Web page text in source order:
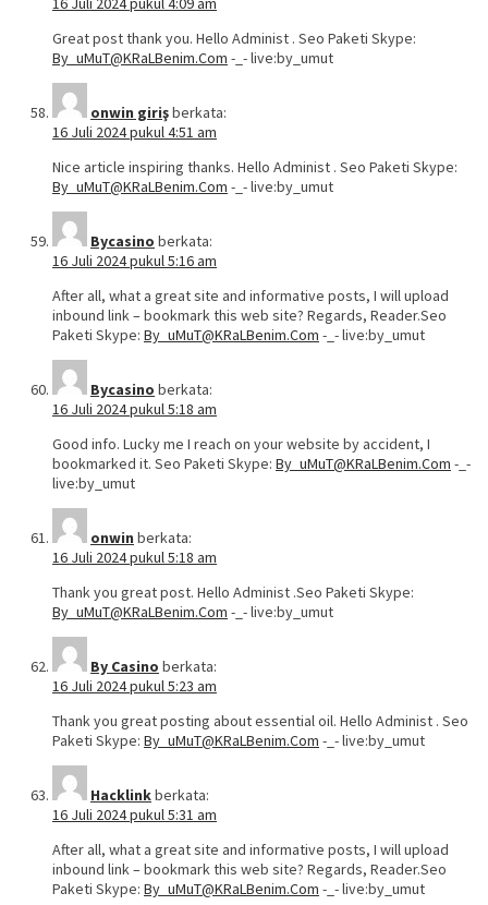
Great post thank you. Hello Administ . Seo Paketi Skype:
By_uMuT@KRaLBenim.Com -_- live:by_umut
onwin girişberkata:
16 Juli 2024 pukul 4:51 am
Nice article inspiring thanks. Hello Administ . Seo Paketi Skype:
By_uMuT@KRaLBenim.Com -_- live:by_umut
Bycasino berkata:
16 Juli 2024 pukul 5:16 am
After all, what a great site and informative posts, I will upload
inbound link – bookmark this web site? Regards, Reader.Seo
Paketi Skype: By_uMuT@KRaLBenim.Com -_- live:by_umut
Bycasino berkata:
16 Juli 2024 pukul 5:18 am
Good info. Lucky me I reach on your website by accident, I
bookmarked it. Seo Paketi Skype: By_uMuT@KRaLBenim.Com -_-
live:by_umut
onwin berkata:
16 Juli 2024 pukul 5:18 am
Thank you great post. Hello Administ .Seo Paketi Skype:
By_uMuT@KRaLBenim.Com -_- live:by_umut
By Casino berkata:
16 Juli 2024 pukul 5:23 am
Thank you great posting about essential oil. Hello Administ . Seo
Paketi Skype: By_uMuT@KRaLBenim.Com -_- live:by_umut
Hacklinkberkata:
16 Juli 2024 pukul 5:31 am
After all, what a great site and informative posts, I will upload
inbound link – bookmark this web site? Regards, Reader.Seo
Paketi Skype: By_uMuT@KRaLBenim.Com -_- live:by_umut